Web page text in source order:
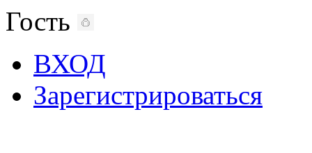
Гость
ВХОД
Зарегистрироваться